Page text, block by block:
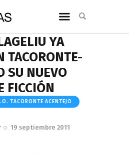
YA
TACORONTE-
SU NUEVO
FICCIÓN
TACORONTE ACENTEJO
19 septiembre 2011